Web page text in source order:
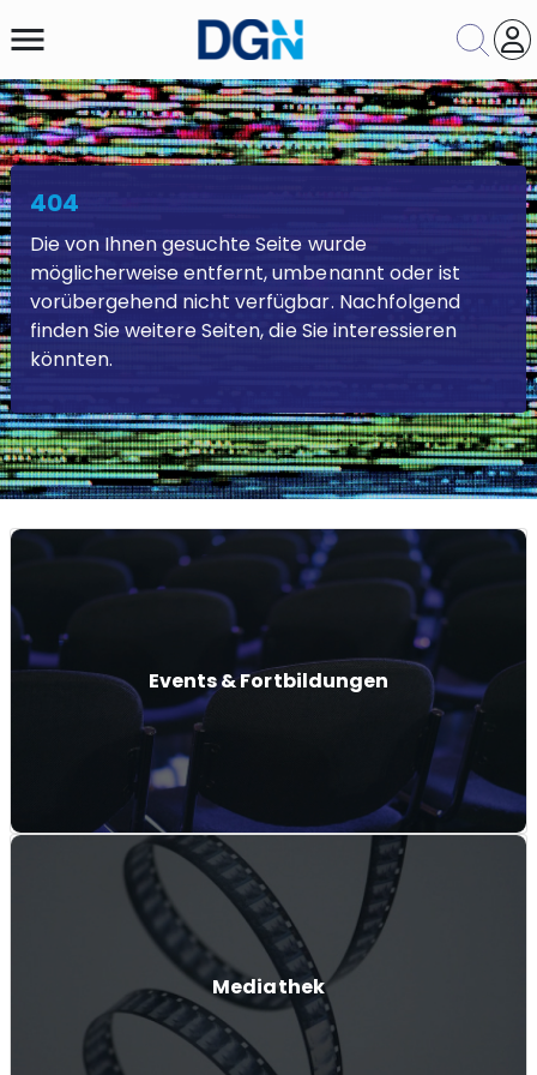
Presseartikelsuche
Themengebiet
Suche Zurücksetzen
menu
404
Die von Ihnen gesuchte Seite wurde
möglicherweise entfernt, umbenannt oder ist
vorübergehend nicht verfügbar. Nachfolgend
finden Sie weitere Seiten, die Sie interessieren
könnten.
Events & Fortbildungen
Mediathek